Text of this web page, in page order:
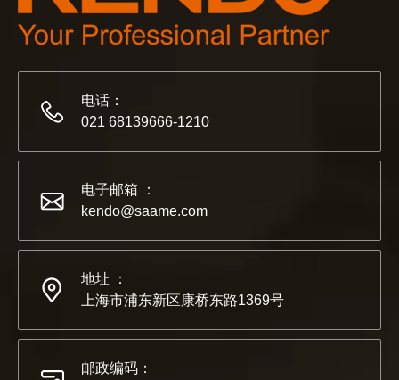
2022-07-11
KENDO的Facebook账号开通了！
我们希望激励全世界的 DIY 爱好者享受独立承担项目并成功
电话：
021 68139666-1210
电子邮箱 ：
kendo@saame.com
地址 ：
上海市浦东新区康桥东路1369号
邮政编码：